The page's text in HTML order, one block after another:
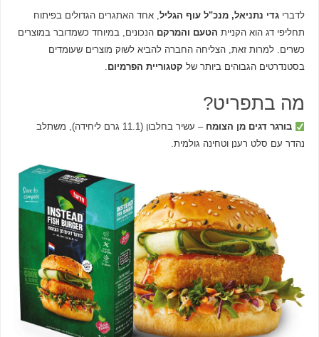
לדברי גדי נתניאל, מנכ"ל עוף הגליל, אחד האתגרים הגדולים בפיתוח
תחליפי דג הוא הקניית הטעם והמרקם הנכונים, במיוחד כשמדובר במוצרים
כשרים. למרות זאת, הצליחה החברה להביא לשוק מוצרים שעומדים
בסטנדרטים הגבוהים ביותר של קטגוריית הפרמיום.
מה בתפריט?
בורגר דגים מן הצומח
– עשיר בחלבון (11.1 גרם ליחידה), משתלב
נהדר עם סלט רענן וטחינה גולמית.